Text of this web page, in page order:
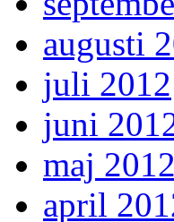
augusti
juli 2012
juni
maj 2012
april